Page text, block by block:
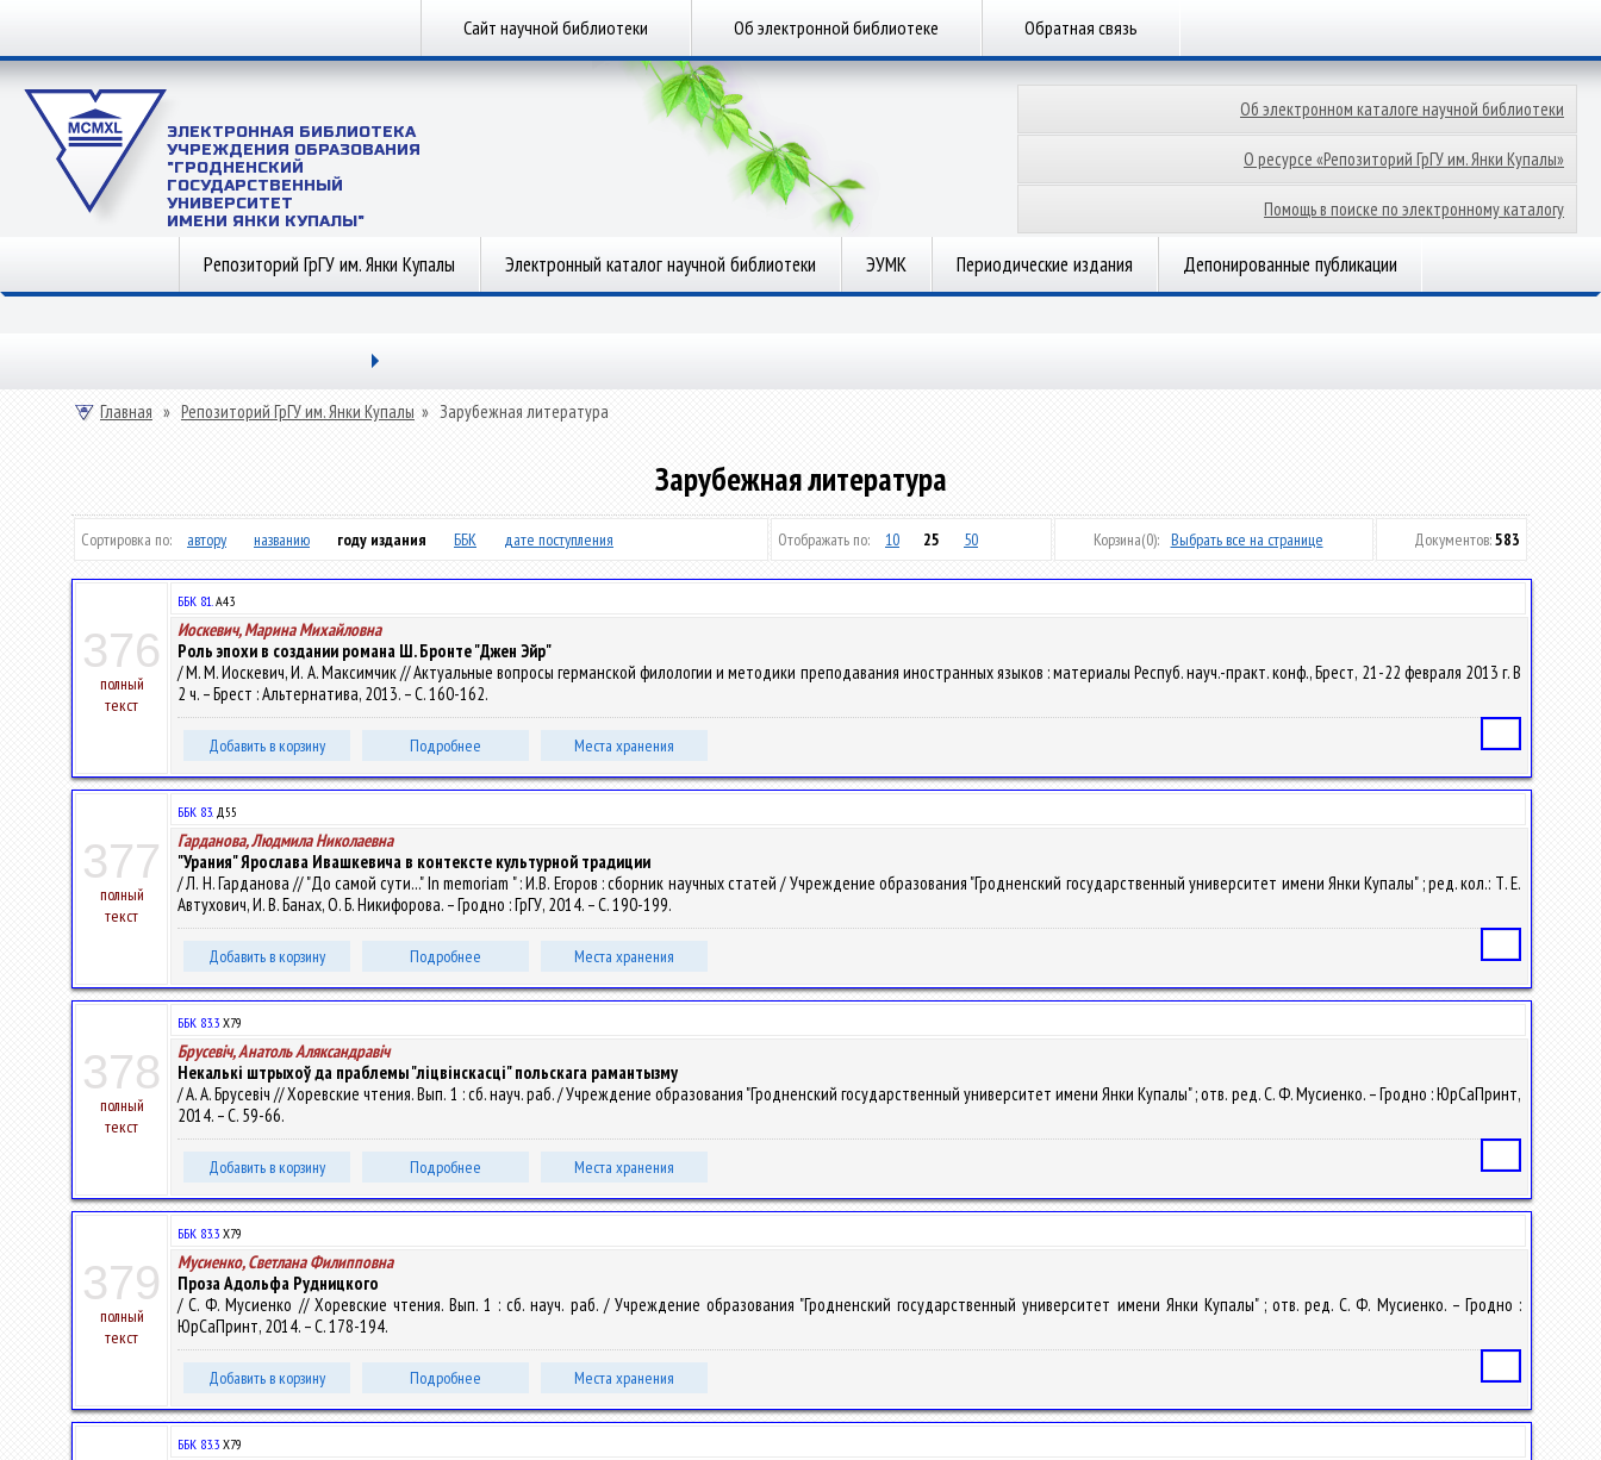
Сайт научной библиотеки Об электронной библиотеке Обратная связь
ЭЛЕКТРОННАЯ БИБЛИОТЕКА
УЧРЕЖДЕНИЯ ОБРАЗОВАНИЯ
"ГРОДНЕНСКИЙ
ГОСУДАРСТВЕННЫЙ
УНИВЕРСИТЕТ
ИМЕНИ ЯНКИ КУПАЛЫ"
Об электронном каталоге научной библиотеки
О ресурсе «Репозиторий ГрГУ им. Янки Купалы»
Помощь в поиске по электронному каталогу
Репозиторий ГрГУ им. Янки Купалы Электронный каталог научной библиотеки ЭУМК Периодические издания Депонированные публикации
Главная » Репозиторий ГрГУ им. Янки Купалы » Зарубежная литература
Зарубежная литература
Сортировка по: автору названию году издания ББК дате поступления Отображать по: 10 25 50 Корзина(0): Выбрать все на странице Документов:583
376
полный
текст
ББК 81.А43
Иоскевич, Марина Михайловна
Роль эпохи в создании романа Ш. Бронте "Джен Эйр"
/ М. М. Иоскевич, И. А. Максимчик // Актуальные вопросы германской филологии и методики преподавания иностранных языков : материалы Респуб. науч.-практ. конф., Брест, 21-22 февраля 2013 г. В
2 ч. – Брест : Альтернатива, 2013. – С. 160-162.
Добавить в корзину Подробнее Места хранения
377
полный
текст
ББК 83.Д55
Гарданова, Людмила Николаевна
"Урания" Ярослава Ивашкевича в контексте культурной традиции
/ Л. Н. Гарданова // "До самой сути..." In memoriam " : И.В. Егоров : сборник научных статей / Учреждение образования "Гродненский государственный университет имени Янки Купалы" ; ред. кол.: Т. Е.
Автухович, И. В. Банах, О. Б. Никифорова. – Гродно : ГрГУ, 2014. – С. 190-199.
Добавить в корзину Подробнее Места хранения
378
полный
текст
ББК 83.3 Х79
Брусевіч, Анатоль Аляксандравіч
Некалькі штрыхоў да праблемы "ліцвінскасці" польскага рамантызму
/ А. А. Брусевіч // Хоревские чтения. Вып. 1 : сб. науч. раб. / Учреждение образования "Гродненский государственный университет имени Янки Купалы" ; отв. ред. С. Ф. Мусиенко. – Гродно : ЮрСаПринт,
2014. – С. 59-66.
Добавить в корзину Подробнее Места хранения
379
полный
текст
ББК 83.3 Х79
Мусиенко, Светлана Филипповна
Проза Адольфа Рудницкого
/ С. Ф. Мусиенко // Хоревские чтения. Вып. 1 : сб. науч. раб. / Учреждение образования "Гродненский государственный университет имени Янки Купалы" ; отв. ред. С. Ф. Мусиенко. – Гродно :
ЮрСаПринт, 2014. – С. 178-194.
Добавить в корзину Подробнее Места хранения
ББК 83.3 Х79